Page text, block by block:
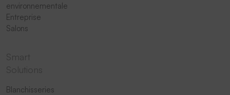
environnementale
Entreprise
Salons
Blanchisseries